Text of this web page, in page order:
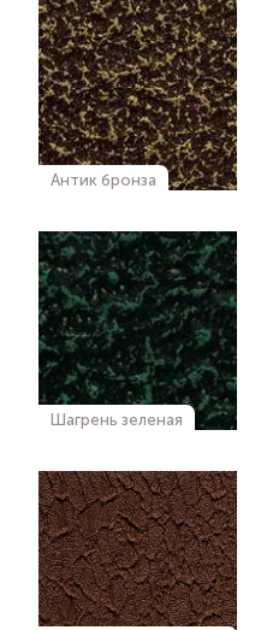
Антик бронза
Шагрень зеленая